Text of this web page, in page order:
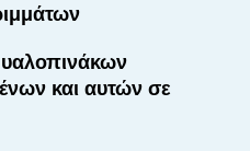
υαλοπινάκων
και αυτών σε